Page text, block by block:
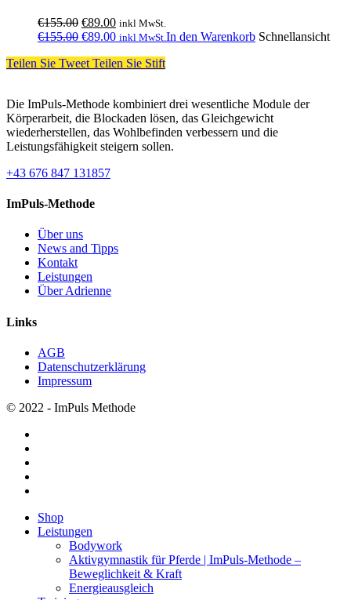
€155.00 Ursprünglicher
Preis
€155.00
€89.00Aktueller
Preis
€89.00.
inkl MwSt.
€155.00 Ursprünglicher
war:
€89.00Aktueller
ist:
inkl MwSt. In den Warenkorb Schnellansicht
Teilen Sie Tweet Teilen Sie Stift
Die ImPuls-Methode kombiniert drei wesentliche Module der
Körperarbeit, die Blockaden lösen, das Gleichgewicht
wiederherstellen, das Wohlbefinden verbessern und die
Leistungsfähigkeit steigern sollen.
+43 676 847 131857
ImPuls-Methode
Über uns
News and Tipps
Kontakt
Leistungen
Über Adrienne
Links
AGB
Datenschutzerklärung
Impressum
© 2022 - ImPuls Methode
Menü
schließen
Shop
Leistungen
Bodywork
Aktivgymnastik für Pferde | ImPuls‑Methode –
Beweglichkeit & Kraft
Energieausgleich